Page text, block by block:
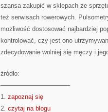
szansa zakupić w sklepach ze
też serwisach rowerowych.
możliwość dostosować najbardziej
kontrolować, czy jest ono
zdecydowanie wolniej się męczy i
źródło:
———————————
1. zapoznaj się
2. czytaj na blogu